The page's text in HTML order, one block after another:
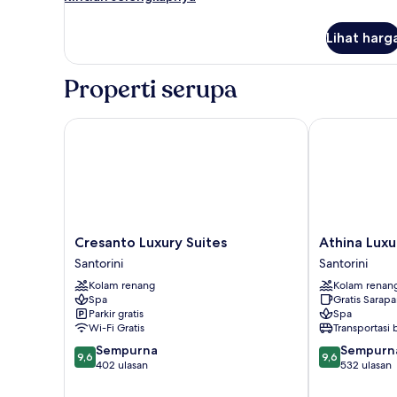
Kamar
Lihat
Properti serupa
Cresanto
Luxury
Suites
Santorini
Cresanto Luxury Suites
Santorini
Kolam renang
Spa
Parkir gratis
Wi-Fi Gratis
9.6
dari
9,6 Sempurna
402 ulasan
Cresanto Luxury Suites
Athina
Luxury
Suites
Santorini
Athina
Santorini
Kolam
Gratis
Spa
Transportasi
9.6
dari
9,6
532 ulasan
Athina Luxury